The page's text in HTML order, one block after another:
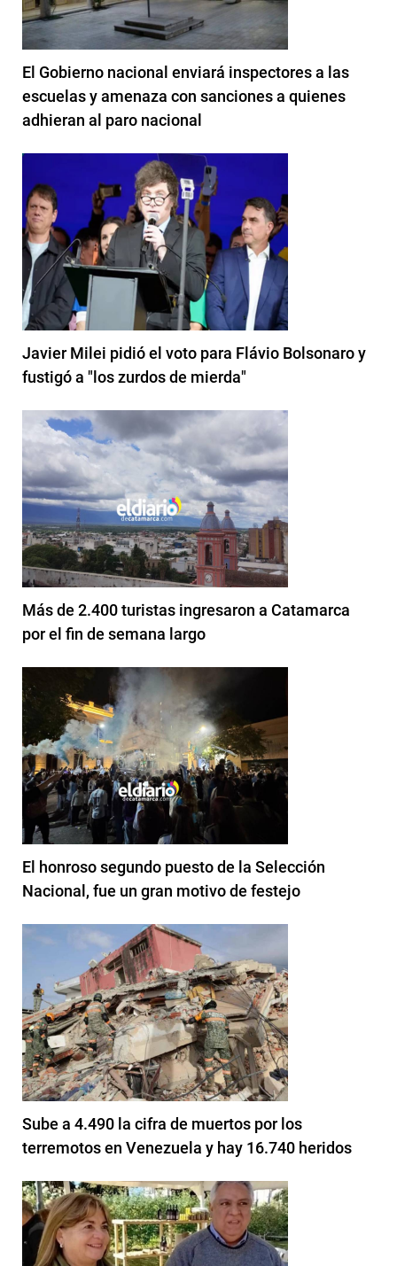
El Gobierno nacional enviará inspectores a las
escuelas y amenaza con sanciones a quienes
adhieran al paro nacional
Javier Milei pidió el voto para Flávio Bolsonaro y
fustigó a "los zurdos de mierda"
Más de 2.400 turistas ingresaron a Catamarca
por el fin de semana largo
El honroso segundo puesto de la Selección
Nacional, fue un gran motivo de festejo
Sube a 4.490 la cifra de muertos por los
terremotos en Venezuela y hay 16.740 heridos